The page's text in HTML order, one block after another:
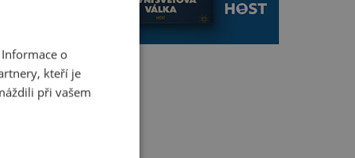
o
kteří je
při vašem